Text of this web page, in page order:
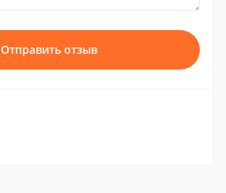
Отправить отзыв